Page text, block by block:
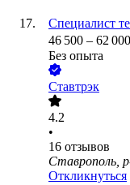
Специалист
46 500 – 62 000
Без опыта
Ставтрэк
4.2
•
16 отзывов
Ставрополь,
Откликнуться